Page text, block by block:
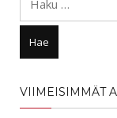
VIIMEISIMMÄT